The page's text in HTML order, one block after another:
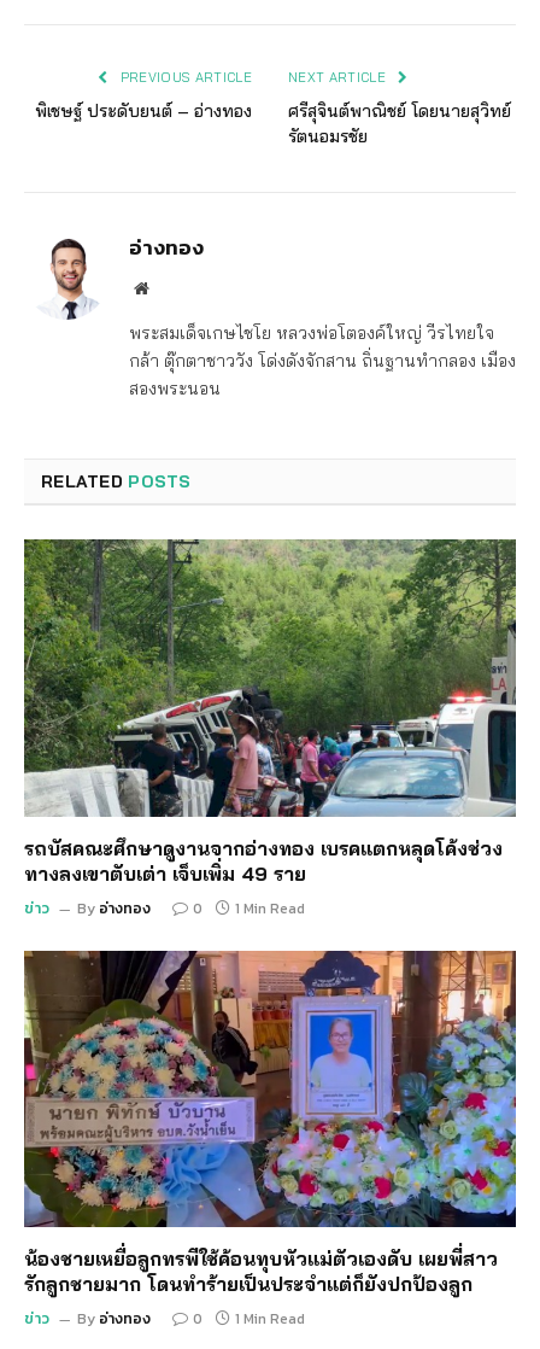
PREVIOUS ARTICLE
พิเชษฐ์ ประดับยนต์ – อ่างทอง
NEXT ARTICLE
ศรีสุจินต์พาณิชย์ โดยนายสุวิทย์
รัตนอมรชัย
อ่างทอง
Website
พระสมเด็จเกษไชโย หลวงพ่อโตองค์ใหญ่ วีรไทยใจ
กล้า ตุ๊กตาชาววัง โด่งดังจักสาน ถิ่นฐานทำกลอง เมือง
สองพระนอน
RELATED POSTS
รถบัสคณะศึกษาดูงานจากอ่างทอง เบรคแตกหลุดโค้งช่วง
ทางลงเขาตับเต่า เจ็บเพิ่ม 49 ราย
ข่าว By อ่างทอง 0 1 Min Read
น้องชายเหยื่อลูกทรพีใช้ค้อนทุบหัวแม่ตัวเองดับ เผยพี่สาว
รักลูกชายมาก โดนทำร้ายเป็นประจำแต่ก็ยังปกป้องลูก
ข่าว By อ่างทอง 0 1 Min Read